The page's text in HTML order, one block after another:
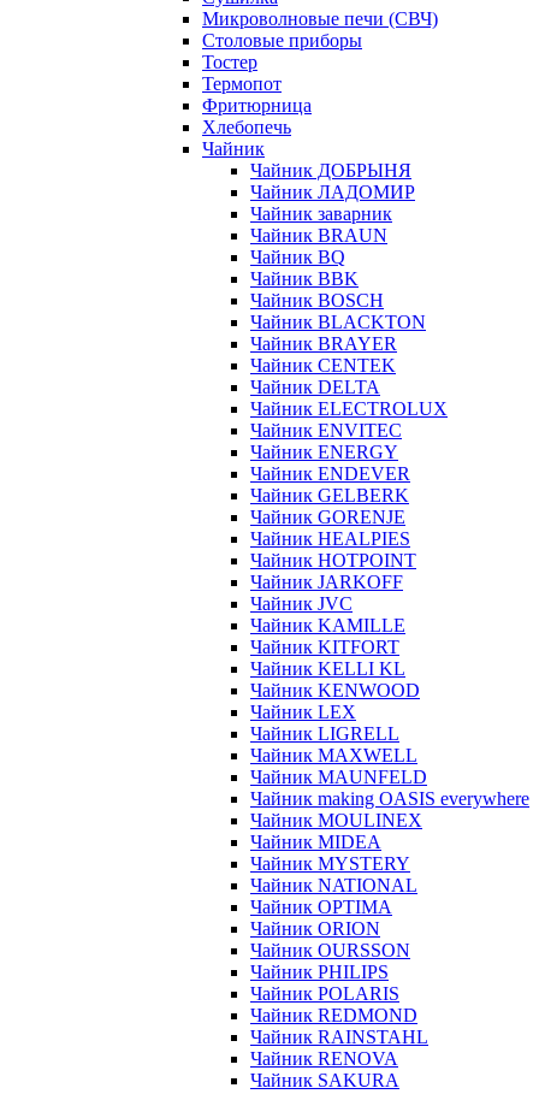
Микроволновые печи (СВЧ)
Столовые приборы
Тостер
Термопот
Фритюрница
Хлебопечь
Чайник
Чайник ДОБРЫНЯ
Чайник ЛАДОМИР
Чайник заварник
Чайник BRAUN
Чайник BQ
Чайник BBK
Чайник BOSCH
Чайник BLACKTON
Чайник BRAYER
Чайник CENTEK
Чайник DELTA
Чайник ELECTROLUX
Чайник ENVITEC
Чайник ENERGY
Чайник ENDEVER
Чайник GELBERK
Чайник GORENJE
Чайник HEALPIES
Чайник HOTPOINT
Чайник JARKOFF
Чайник JVC
Чайник KAMILLE
Чайник KITFORT
Чайник KELLI KL
Чайник KENWOOD
Чайник LEX
Чайник LIGRELL
Чайник MAXWELL
Чайник MAUNFELD
Чайник making OASIS everywhere
Чайник MOULINEX
Чайник MIDEA
Чайник MYSTERY
Чайник NATIONAL
Чайник OPTIMA
Чайник ORION
Чайник OURSSON
Чайник PHILIPS
Чайник POLARIS
Чайник REDMOND
Чайник RAINSTAHL
Чайник RENOVA
Чайник SAKURA